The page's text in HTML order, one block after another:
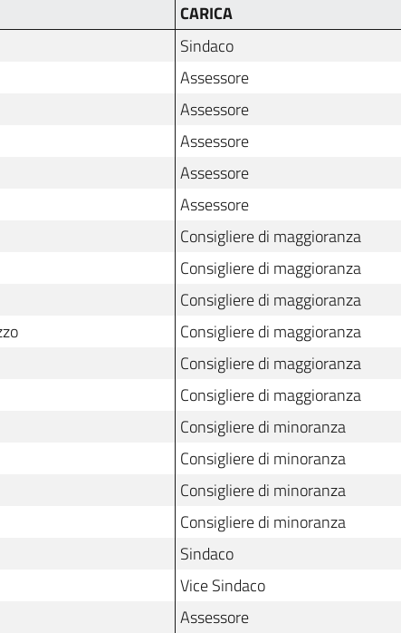
CARICA
Sindaco
Assessore
Assessore
Assessore
Assessore
Assessore
Consigliere di maggioranza
Consigliere di maggioranza
Consigliere di maggioranza
Consigliere di maggioranza
Consigliere di maggioranza
Consigliere di maggioranza
Consigliere di minoranza
Consigliere di minoranza
Consigliere di minoranza
Consigliere di minoranza
Sindaco
Vice Sindaco
Assessore